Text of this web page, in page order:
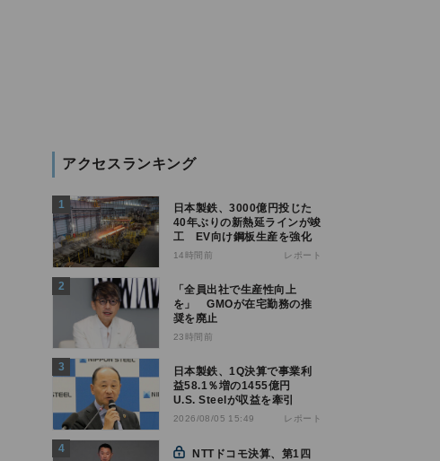
アクセスランキング
日本製鉄、3000億円投じた
40年ぶりの新熱延ラインが竣
工 EV向け鋼板生産を強化
14時間前 レポート
「全員出社で生産性向上
を」 GMOが在宅勤務の推
奨を廃止
23時間前
日本製鉄、1Q決算で事業利
益58.1％増の1455億円
U.S. Steelが収益を牽引
2026/08/05 15:49 レポート